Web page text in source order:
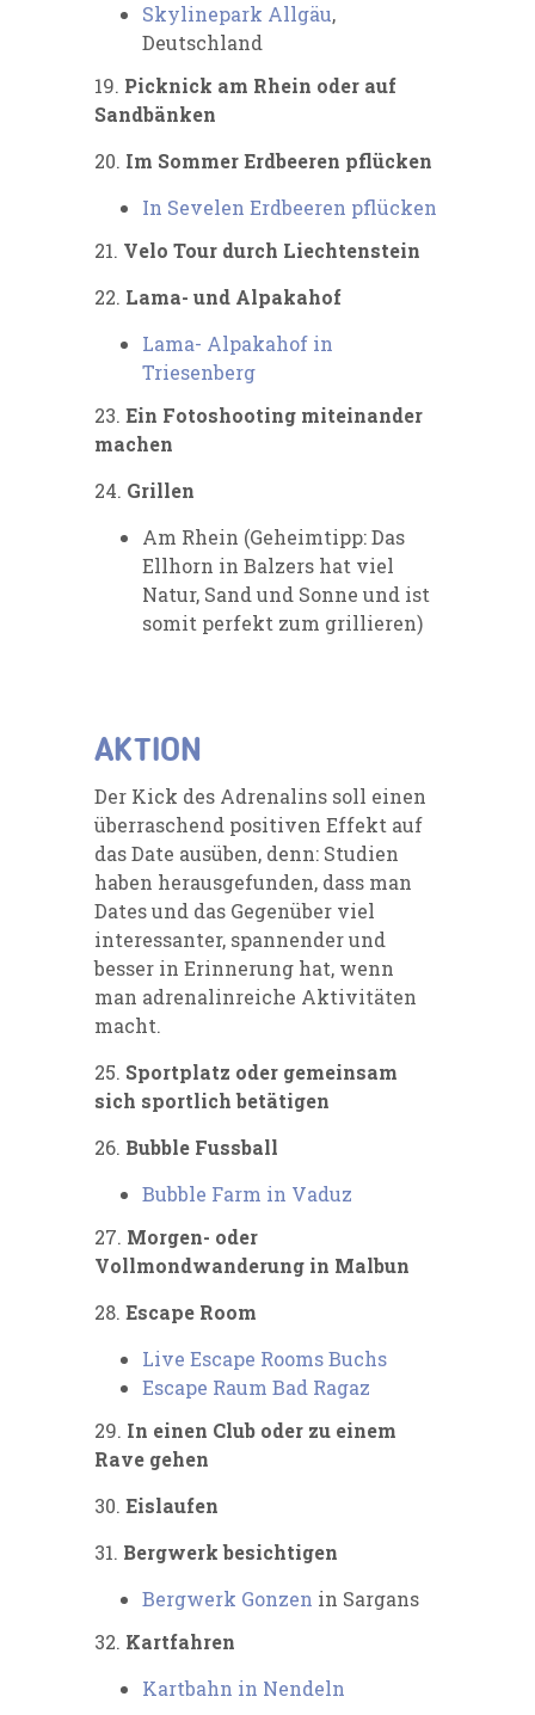
Skylinepark Allgäu,
Deutschland
19. Picknick am Rhein oder auf
Sandbänken
20. Im SommerErdbeeren pflücken
In Sevelen Erdbeeren pflücken
21. Velo Tour durch Liechtenstein
22. Lama- und Alpakahof
Lama- Alpakahof in
Triesenberg
23. Ein Fotoshooting miteinander
machen
24. Grillen
Am Rhein (Geheimtipp: Das
Ellhorn in Balzers hat viel
Natur, Sand und Sonne und ist
somit perfekt zum grillieren)
AKTION
Der Kick des Adrenalins soll einen
überraschend positiven Effekt auf
das Date ausüben, denn: Studien
haben herausgefunden, dass man
Dates und das Gegenüber viel
interessanter, spannender und
besser in Erinnerung hat, wenn
man adrenalinreiche Aktivitäten
macht.
25. Sportplatz oder gemeinsam
sich sportlich betätigen
26. Bubble Fussball
Bubble Farm in Vaduz
27. Morgen- oder
Vollmondwanderung in Malbun
28. Escape Room
Live Escape Rooms Buchs
Escape Raum Bad Ragaz
29. In einen Club oder zu einem
Rave gehen
30. Eislaufen
31. Bergwerk besichtigen
Bergwerk Gonzen in Sargans
32. Kartfahren
Kartbahn in Nendeln